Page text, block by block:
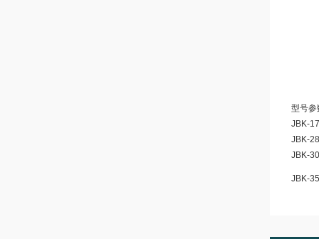
型号参
JBK-
JBK-
JBK-
JBK-